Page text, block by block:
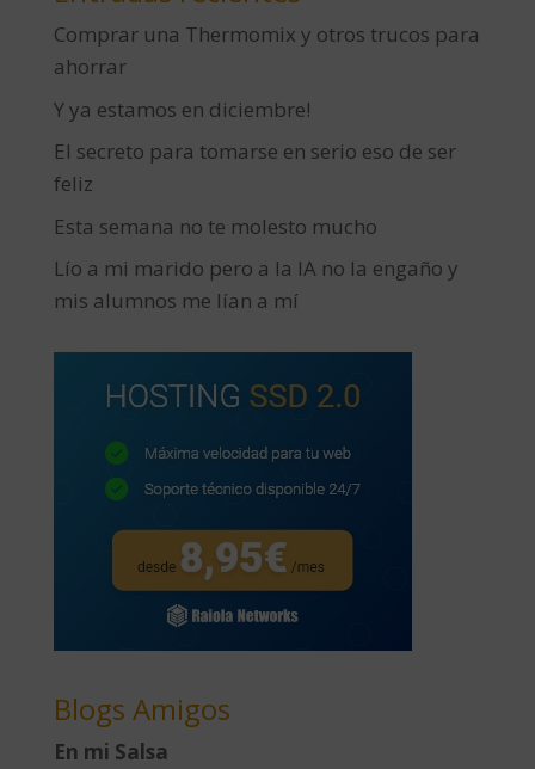
Comprar una Thermomix y otros trucos para
ahorrar
Y ya estamos en diciembre!
El secreto para tomarse en serio eso de ser
feliz
Esta semana no te molesto mucho
Lío a mi marido pero a la IA no la engaño y
mis alumnos me lían a mí
Blogs Amigos
En mi Salsa